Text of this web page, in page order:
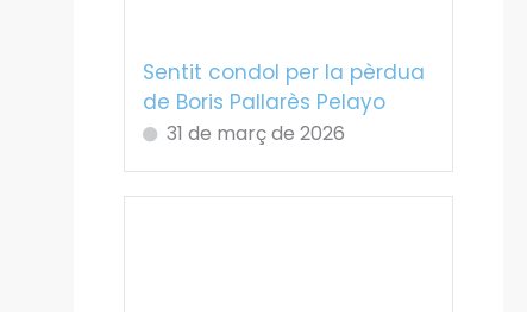
Sentit condol per la pèrdua
de Boris Pallarès Pelayo
31 de març de 2026